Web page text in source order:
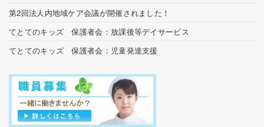
第2回法人内地域ケア会議が開催されました！
てとてのキッズ 保護者会：放課後等デイサービス
てとてのキッズ 保護者会：児童発達支援